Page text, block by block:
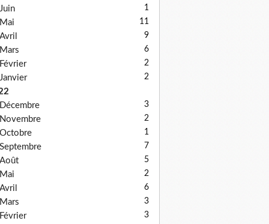
Juin 1
Mai 11
Avril 9
Mars 6
Février 2
Janvier 2
Décembre
3
Novembre 2
Octobre 1
Septembre 7
Août 5
Mai 2
Avril 6
Mars 3
Février 3